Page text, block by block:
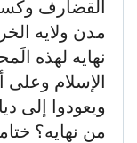
القضارف
مدن ولايه
نهايه لهذه
الإسلام وعلى
ويعودوا إلى
من نهايه؟